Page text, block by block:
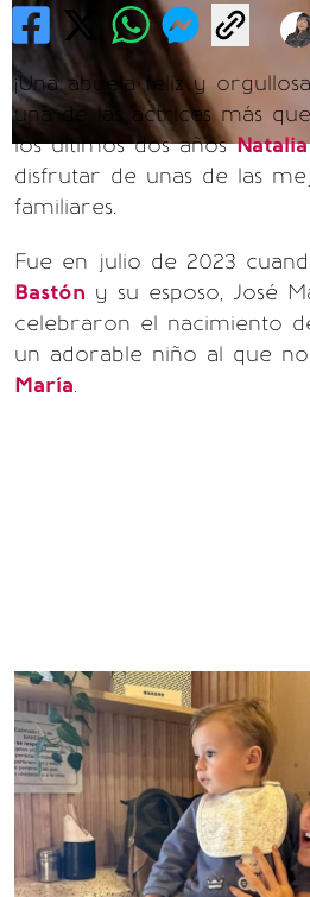
¡Una abuela feliz y
una de las actrices más
los últimos dos años
disfrutar de unas de las
familiares.
Fue en julio de 2023
Bastón y su esposo, José
celebraron el nacimiento
un adorable niño al que
María.